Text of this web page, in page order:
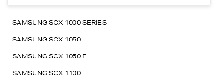
SAMSUNG SCX 1000 SERIES
SAMSUNG SCX 1050
SAMSUNG SCX 1050 F
SAMSUNG SCX 1100